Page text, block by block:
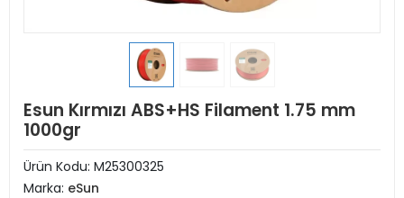
Esun Kırmızı ABS+HS Filament 1.75 mm
1000gr
Ürün Kodu: M25300325
Marka: eSun